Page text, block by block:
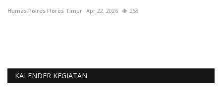
Humas Polres Flores Timur Apr 22, 2026 258
KALENDER KEGIATAN